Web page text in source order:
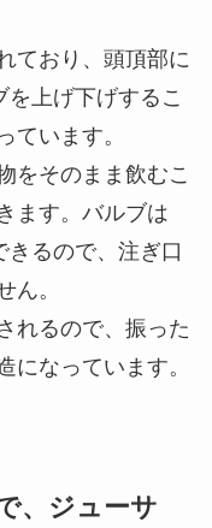
ており、頭頂部に
上げ下げするこ
ています。
をそのまま飲むこ
ます。バルブは
るので、注ぎ口
ん。
れるので、振った
になっています。
、ジューサ